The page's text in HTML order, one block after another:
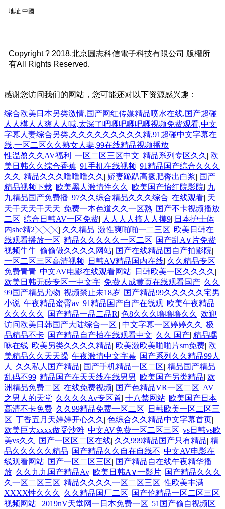
地址:中國
Copyright ? 2018.北京圓志科信電子科技有限公司 版權所
有All Rights Reserved.
感谢您访问我们的网站，您可能还对以下资源感兴趣：
综合欧美日本另类激情,国产网红传媒精品喷水在线,国产超碰
人人模人人爽人人喊,太深了吧唧吧唧吧唧视频免费观看,中文
字幕人妻综合另类,久久久久久久久久久精,91超碰中文字幕在
线,一区二区久久熟女人妻,99在线精品视频播放
性温盈久久AV福利 | 一区二区三区中文| 精品系列专区久久 | 欧
美日韩久久综合香蕉| 91手机在线视频| 91精品国产综合久久久
久久 | 精品久久久噜噜噜久久 | 娇妻跪趴高撅肥臀出白浆| 国产
精品视频下载| 欧美黑人激情性久久 | 欧美国产怡红院影院| 九
九精品国产免费播| 97久久综合精品久久久综合| 在线观看| 天
天干天天干天天| 免费一本色道久久一区熟| 国产不卡视频播放
二区| 综合日韩AV一区免费| 人人人人搞人人摸9| 日本护士体
内she精2╳╳╳| 久久精品| 激性爽啪啪一二三区| 欧美日韩在
线观看播放一区| 精品久久久久久一区二区| 国产乱A∨片免费
视频牛牛| 偷偷做久久久久网站| 国产在线精品国自产拍影院|
一区二区三区高清视频| 日韩AⅤ精品国内在线| 久久精品专区
免费青青| 中文AV电影在线观看网站| 日韩欧美一区久久久久 |
欧美日韩无砖专区一中文字| 免费人成黄页在线观看国产| 久久
99国产精品尤物| 视频禁止未18岁| 国产精品99久久久久久宅男
小说| 午夜精品蜜臀av| 91精品国产自产在线观| 欧美午夜精品
久久久久久 | 国产精品一品二品R| 色8久久久噜噜噜久久 | 欢迎
访问欧美日韩国产大陆综合一区 | 中文字幕一区婷婷久久 | 极
品精品不卡| 国产精品自产拍在线观看中文| 久久 国产| 精品嘿
咻在线| 欧美另类久久久久精品| 欧美激欧美啪啪片sm免费| 欧
美精品久久天天躁| 午夜激情中文字幕| 国产系列久久精品99人
人 | 久久私人国产精品| 国产手机精品一区二区| 精品国产精品
乱码不99| 精品国产在天天线在线男男| 欧美国产另类精品| 欧
洲精品免费二区| 在线免费视频| 国产色精品VR一区二区| AV
之男人的天堂| 久久久久Av专区首| 十八禁网站| 欧美国产日本
高清不卡免费| 久久99精品免费一区二区| 日韩欧美一区二区三
区| 丁香五月天婷婷开心久久 | 色综合久久精品中文字幕首页|
欧美巨大xxxx做受沙滩| 中文AV免费一区二区三区| vs日韩vs欧
美vs久久 | 国产一区区二区在线| 久久999精品国产只有精品| 精
品久久久久久精品| 国产精品久久自在自线不| 中文AV电影在
线观看网站| 国产一区二区三区| 国产精品自在线午夜精华播
放| 久久九九国产精品Av| 欧美日韩A∨一影片| 国产精品久久久
久一区二区三区| 精品久久久久一区二区三区|性欧美丰满
XXXX性久久久 | 久久精品国厂二区| 国产伦精品一区二区三区
视频网站 | 2019nV天堂网一日本免费一区| 51国产偷自视频区